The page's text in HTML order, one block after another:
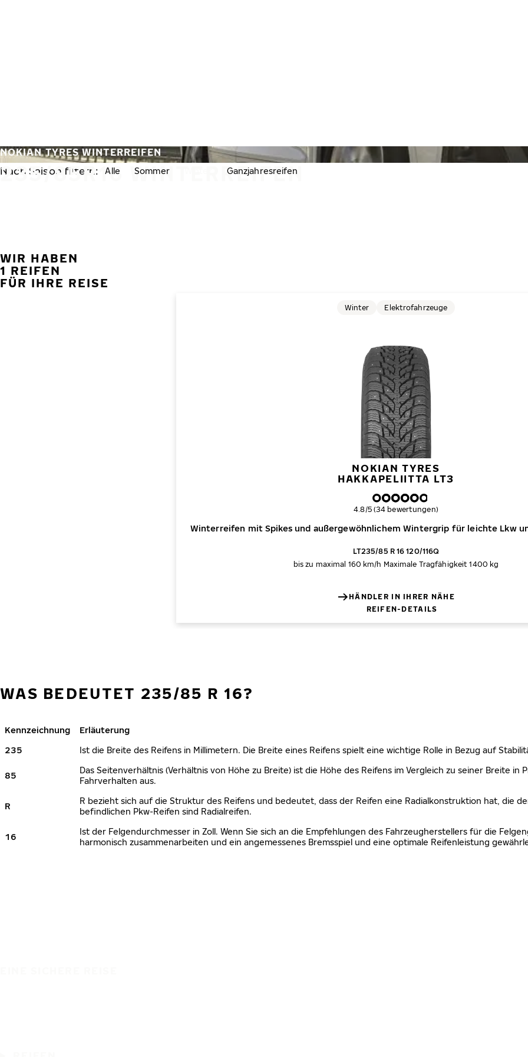
235/85R16 WINTERREIFEN
NOKIAN TYRES WINTERREIFEN
Nach Saison filtern: Alle Sommer Ganzjahresreifen
WIR HABEN
1 REIFEN
FÜR IHRE REISE
NOKIAN TYRES
HAKKAPELIITTA LT3
Winterreifen mit Spikes und außergewöhnlichem Wintergrip für leichte Lkw
Winter Elektrofahrzeuge
Gesamtbewertung
4.8/5 (34 bewertungen)
LT235/85 R 16 120/116Q
bis zu maximal 160 km/h Maximale Tragfähigkeit 1400 kg
HÄNDLER IN IHRER NÄHE
REIFEN-DETAILS
WAS BEDEUTET 235/85 R 16?
Kennzeichnung
Erläuterung
235
Ist die Breite des Reifens in Millimetern. Die Breite eines Reifens spielt eine wichtige Rolle in Bezug auf
85
Das Seitenverhältnis (Verhältnis von Höhe zu Breite) ist die Höhe des Reifens im Vergleich zu seiner Breite
Fahrverhalten aus.
R
R bezieht sich auf die Struktur des Reifens und bedeutet, dass der Reifen eine Radialkonstruktion hat, die
befindlichen Pkw-Reifen sind Radialreifen.
16
Ist der Felgendurchmesser in Zoll. Wenn Sie sich an die Empfehlungen des Fahrzeugherstellers für die
harmonisch zusammenarbeiten und ein angemessenes Bremsspiel und eine optimale Reifenleistung